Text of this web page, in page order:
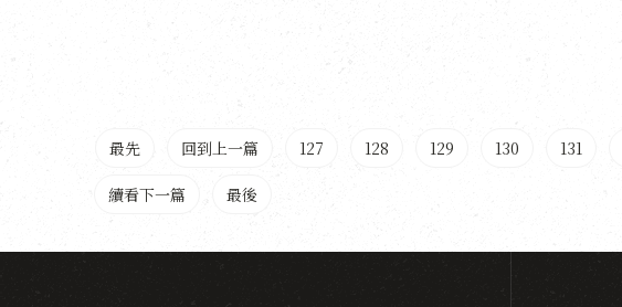
最先 回到上一篇 127 128 129 130 131
續看下一篇 最後